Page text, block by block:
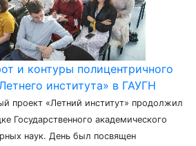
и контуры полицентричного
института» в ГАУГН
проект «Летний институт» продолжил
Государственного академического
наук. День был посвящен